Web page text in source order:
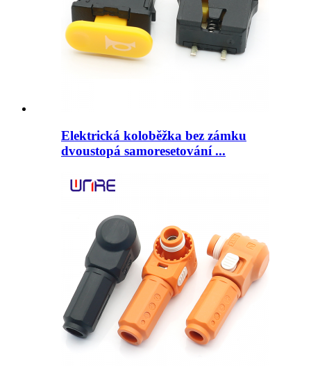
Elektrická koloběžka bez zámku
dvoustopá samoresetování ...